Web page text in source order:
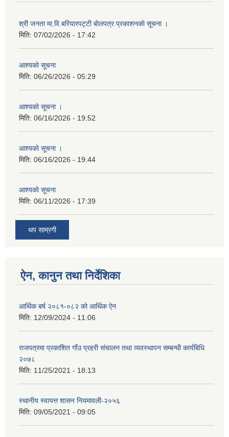
श्री जनता मा.वि.बरियारपट्टी बाेलपत्र प्रकाशनकाे सूचना ।
मिति: 07/02/2026 - 17:42
आश्यकाे सूचना
मिति: 06/26/2026 - 05:29
आश्यकाे सूचना ।
मिति: 06/16/2026 - 19:52
आश्यकाे सूचना ।
मिति: 06/16/2026 - 19:44
आश्यकाे सूचना
मिति: 06/11/2026 - 17:39
थप साम्रगी
ऐन, कानुन तथा निर्देशिका
आर्थिक बर्ष २०८१-०८२ को आर्थिक ऐन
मिति: 12/09/2024 - 11:06
राजपत्रमा प्रकाशित गाँउ प्रहरी संचालन तथा व्यवस्थापन सम्बन्धी कार्यबिधि
२०७८
मिति: 11/25/2021 - 18:13
स्थानीय स्वायत्त शासन नियमावली-२०५६
मिति: 09/05/2021 - 09:05